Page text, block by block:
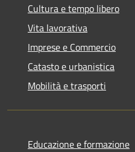
Cultura e tempo libero
Vita lavorativa
Imprese e Commercio
Catasto e urbanistica
Mobilità e trasporti
Educazione e formazione